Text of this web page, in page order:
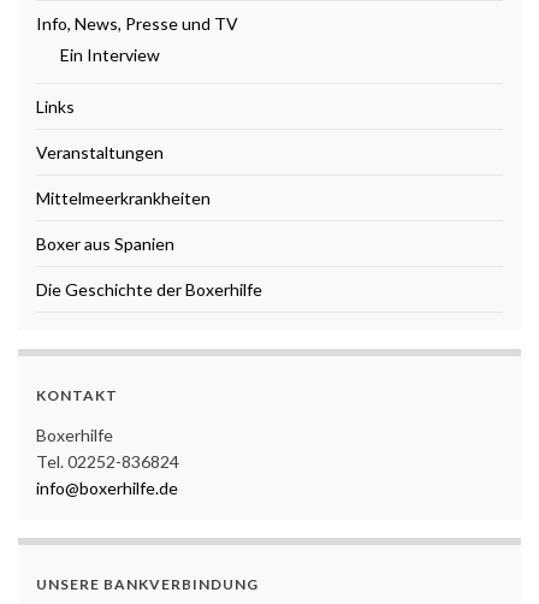
Info, News, Presse und TV
Ein Interview
Links
Veranstaltungen
Mittelmeerkrankheiten
Boxer aus Spanien
Die Geschichte der Boxerhilfe
KONTAKT
Boxerhilfe
Tel. 02252-836824
info@boxerhilfe.de
UNSERE BANKVERBINDUNG